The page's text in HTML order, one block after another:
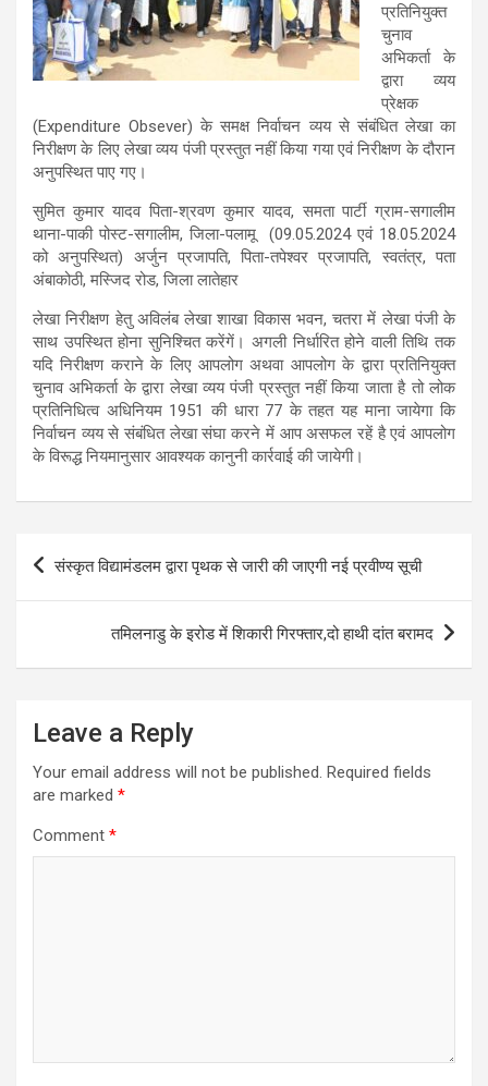
प्रतिनियुक्त
चुनाव
अभिकर्ता के
द्वारा व्यय
प्रेक्षक
(Expenditure Obsever) के समक्ष निर्वाचन व्यय से संबंधित लेखा का
निरीक्षण के लिए लेखा व्यय पंजी प्रस्तुत नहीं किया गया एवं निरीक्षण के दौरान
अनुपस्थित पाए गए।
सुमित कुमार यादव पिता-श्रवण कुमार यादव, समता पार्टी ग्राम-सगालीम
थाना-पाकी पोस्ट-सगालीम, जिला-पलामू (09.05.2024 एवं 18.05.2024
को अनुपस्थित) अर्जुन प्रजापति, पिता-तपेश्वर प्रजापति, स्वतंत्र, पता
अंबाकोठी, मस्जिद रोड, जिला लातेहार
लेखा निरीक्षण हेतु अविलंब लेखा शाखा विकास भवन, चतरा में लेखा पंजी के
साथ उपस्थित होना सुनिश्चित करेंगें। अगली निर्धारित होने वाली तिथि तक
यदि निरीक्षण कराने के लिए आपलोग अथवा आपलोग के द्वारा प्रतिनियुक्त
चुनाव अभिकर्ता के द्वारा लेखा व्यय पंजी प्रस्तुत नहीं किया जाता है तो लोक
प्रतिनिधित्व अधिनियम 1951 की धारा 77 के तहत यह माना जायेगा कि
निर्वाचन व्यय से संबंधित लेखा संघा करने में आप असफल रहें है एवं आपलोग
के विरूद्ध नियमानुसार आवश्यक कानुनी कार्रवाई की जायेगी।
Post
navigation
संस्कृत विद्यामंडलम द्वारा पृथक से जारी की जाएगी नई प्रवीण्य सूची
तमिलनाडु के इरोड में शिकारी गिरफ्तार,दो हाथी दांत बरामद
Leave a Reply
Your email address will not be published. Required fields
are marked *
Comment *